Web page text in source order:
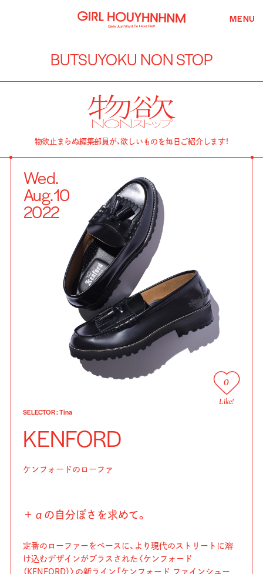
MENU
BUTSUYOKU NON STOP
物欲止まらぬ編集部員が、欲しいものを毎日ご紹介します！
Wed.
Aug.10
2022
0
Like!
SELECTOR:Tina
KENFORD
ケンフォードのローファ
＋αの自分ぽさを求めて。
定番のローファーをベースに、より現代のストリートに溶
け込むデザインがプラスされた〈ケンフォード
（KENFORD）〉の新ライン「ケンフォード ファインシュー